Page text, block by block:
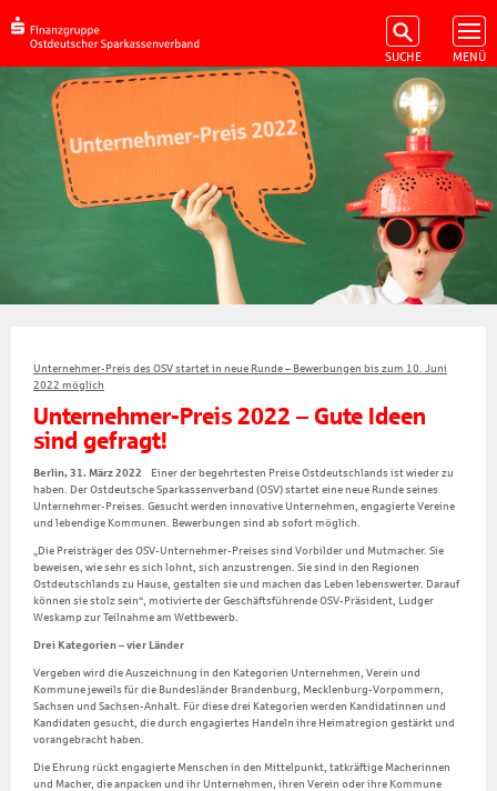
Unternehmer-Preis des OSV startet in neue Runde – Bewerbungen bis zum 10. Juni
2022 möglich
Unternehmer-Preis 2022 – Gute Ideen
sind gefragt!
Berlin, 31. März 2022 Einer der begehrtesten Preise Ostdeutschlands ist wieder zu
haben. Der Ostdeutsche Sparkassenverband (OSV) startet eine neue Runde seines
Unternehmer-Preises. Gesucht werden innovative Unternehmen, engagierte Vereine
und lebendige Kommunen. Bewerbungen sind ab sofort möglich.
„Die Preisträger des OSV-Unternehmer-Preises sind Vorbilder und Mutmacher. Sie
beweisen, wie sehr es sich lohnt, sich anzustrengen. Sie sind in den Regionen
Ostdeutschlands zu Hause, gestalten sie und machen das Leben lebenswerter. Darauf
können sie stolz sein“, motivierte der Geschäftsführende OSV-Präsident, Ludger
Weskamp zur Teilnahme am Wettbewerb.
Drei Kategorien – vier Länder
Vergeben wird die Auszeichnung in den Kategorien Unternehmen, Verein und
Kommune jeweils für die Bundesländer Brandenburg, Mecklenburg-Vorpommern,
Sachsen und Sachsen-Anhalt. Für diese drei Kategorien werden Kandidatinnen und
Kandidaten gesucht, die durch engagiertes Handeln ihre Heimatregion gestärkt und
vorangebracht haben.
Die Ehrung rückt engagierte Menschen in den Mittelpunkt, tatkräftige Macherinnen
und Macher, die anpacken und ihr Unternehmen, ihren Verein oder ihre Kommune